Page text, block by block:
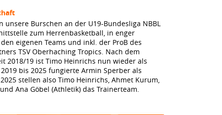
unsere Burschen an der U19-Bundesliga NBBL
zum Herrenbasketball, in enger
eigenen Teams und inkl. der ProB des
TSV Oberhaching Tropics. Nach dem
2018/19 ist Timo Heinrichs nun wieder als
bis 2025 fungierte Armin Sperber als
stellen also Timo Heinrichs, Ahmet Kurum,
Ana Göbel (Athletik) das Trainerteam.